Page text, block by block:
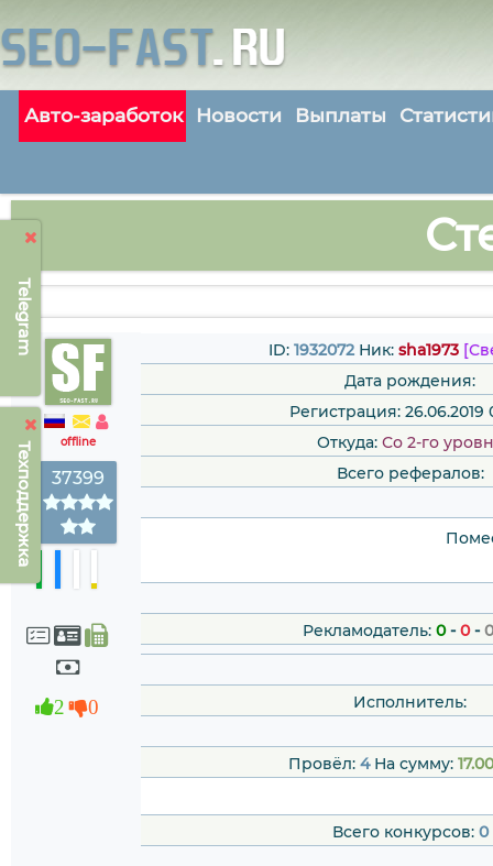
Telegram
Техподдержка
Авто-заработок Новости Выплаты
offline
37399
2 0
ID: 1932072 Ник: sha1973
Дата рождения:
Регистрация: 26.06.2019
Откуда: Со 2-го
Всего рефералов:
Рекламодатель: 0-0-0
Исполнитель:
Провёл: 4На сумму: 17.00
Всего конкурсов: 0